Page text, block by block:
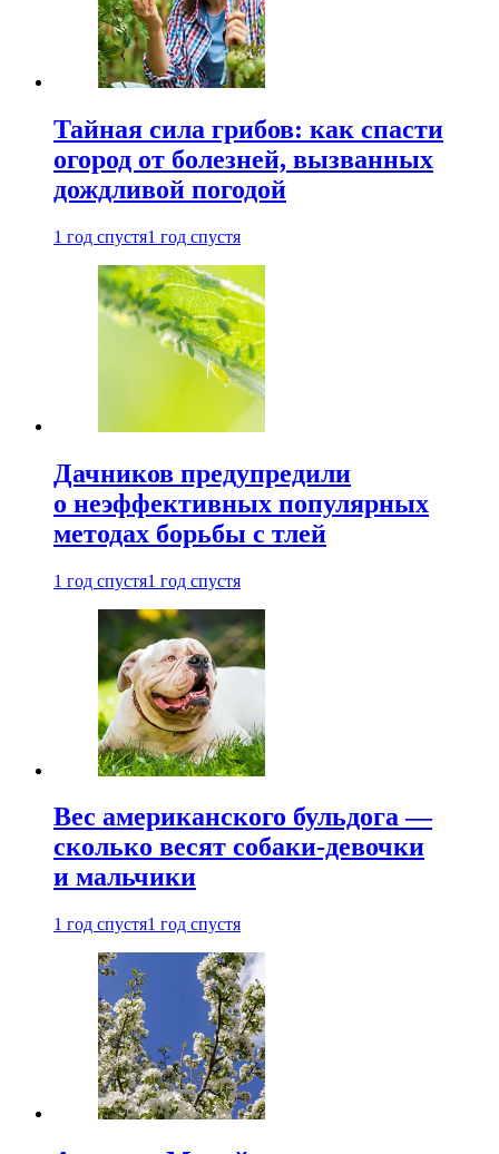
Тайная сила грибов: как спасти
огород от болезней, вызванных
дождливой погодой
1 год спустя1 год спустя
Дачников предупредили
о неэффективных популярных
методах борьбы с тлей
1 год спустя1 год спустя
Вес американского бульдога —
сколько весят собаки-девочки
и мальчики
1 год спустя1 год спустя